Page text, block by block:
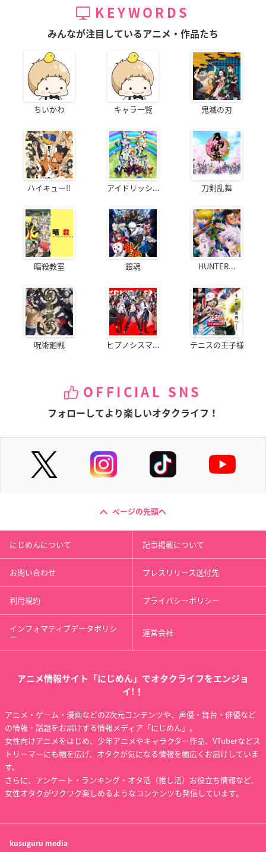
KEYWORDS
みんなが注目しているアニメ・作品たち
ちいかわ キャラ一覧 鬼滅の刃
ハイキュー!! アイドリッシ... 刀剣乱舞
暗殺教室 銀魂 HUNTER...
呪術廻戦 ヒプノシスマ... テニスの王子様
OFFICIAL SNS
フォローしてより楽しいオタクライフ！
ページの先頭へ
にじめんについて 記事掲載について
お問い合わせ プレスリリース送付先
利用規約 プライバシーポリシー
インフォマティブデータポリシ
ー 運営会社
アニメ情報サイト「にじめん」でオタクライフをエンジョ
イ!！
アニメ・ゲーム・漫画などの2次元コンテンツや、声優・舞台・俳優など
の情報・話題をお届けする情報メディア「にじめん」。
女性向けアニメをはじめ、少年アニメやキャラクター作品、VTuberなどス
トリーマーにも幅を広げ、オタクが気になる情報を幅広くお届けしていま
す。
さらに、アンケート・ランキング・オタ活（推し活）お役立ち情報など、
女性オタクがワクワク楽しめるようなコンテンツも発信しています。
kusuguru media